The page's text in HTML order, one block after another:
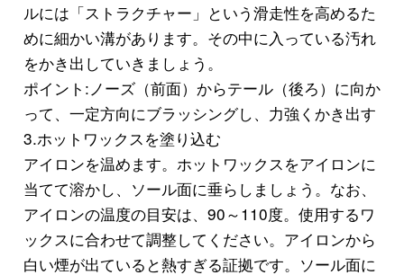
ルには「ストラクチャー」という滑走性を高めるた
めに細かい溝があります。その中に入っている汚れ
をかき出していきましょう。
ポイント:ノーズ（前面）からテール（後ろ）に向か
って、一定方向にブラッシングし、力強くかき出す
3.ホットワックスを塗り込む
アイロンを温めます。ホットワックスをアイロンに
当てて溶かし、ソール面に垂らしましょう。なお、
アイロンの温度の目安は、90～110度。使用するワ
ックスに合わせて調整してください。アイロンから
白い煙が出ていると熱すぎる証拠です。ソール面に